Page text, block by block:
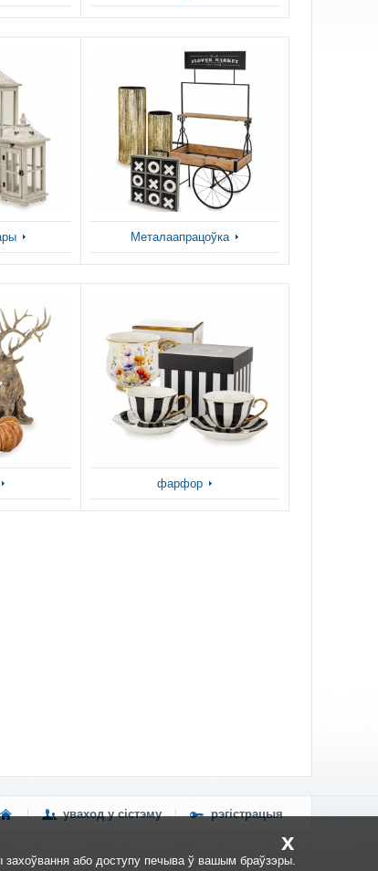
Металаапрацоўка
фарфор
уваход у сістэму рэгістрацыя
x
захоўвання або доступу печыва ў вашым браўзэры.